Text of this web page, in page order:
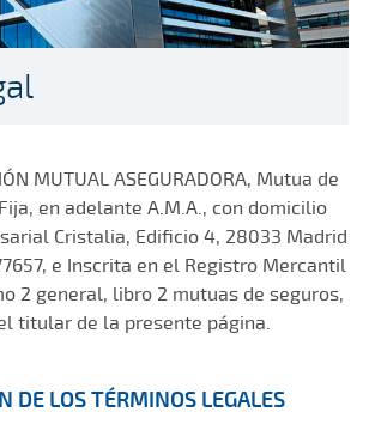
MUTUAL ASEGURADORA, Mutua de
en adelante A.M.A., con domicilio
Cristalia, Edificio 4, 28033 Madrid
e Inscrita en el Registro Mercantil
2 general, libro 2 mutuas de seguros,
titular de la presente página.
DE LOS TÉRMINOS LEGALES